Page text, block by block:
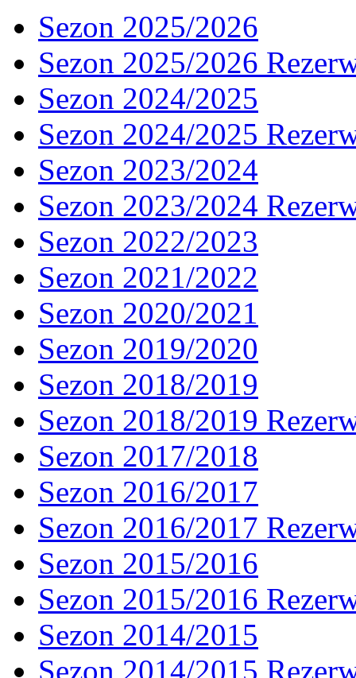
Sezon 2025/2026
Sezon 2025/2026
Sezon 2024/2025
Sezon 2024/2025
Sezon 2023/2024
Sezon 2023/2024
Sezon 2022/2023
Sezon 2021/2022
Sezon 2020/2021
Sezon 2019/2020
Sezon 2018/2019
Sezon 2018/2019
Sezon 2017/2018
Sezon 2016/2017
Sezon 2016/2017
Sezon 2015/2016
Sezon 2015/2016
Sezon 2014/2015
Sezon 2014/2015